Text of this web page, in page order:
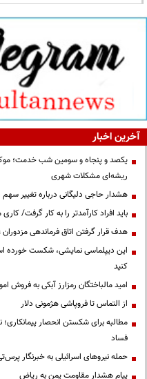
آخرین اخبار
یکصد و پنجاه و سومین شب خدمت؛
ریشه‌ای مشکلات شهری
هشدار حاجی دلیگانی درباره تغییر سهم
باید افراد کارآمدتر را به کار گرفت/
هدف قرار گرفتن اتاق‌ فرماندهی
این دیپلماسی نمایشی، شکست خورده
کنید
امید مالباختگان رمزارز آبکی به فروش
از التماس تا فروپاشی هژمونی دلار
مطالبه برای شکستن انحصار پیمانکاری؛
فساد
حمله نیروهای اسرائیلی به خبرنگار
پیام هشدار مقاومت یمن به ریاض